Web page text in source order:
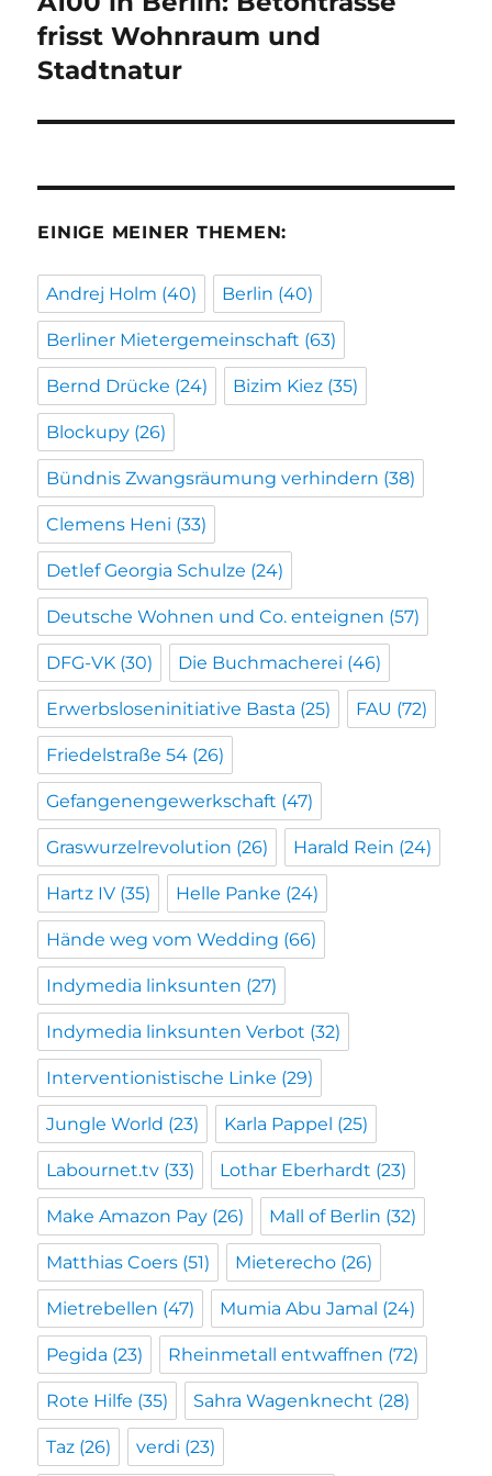
Beitrag:
frisst Wohnraum und
Stadtnatur
EINIGE MEINER THEMEN:
Andrej Holm (40) Berlin (40)
Berliner Mietergemeinschaft (63)
Bernd Drücke (24) Bizim Kiez (35)
Blockupy (26)
Bündnis Zwangsräumung verhindern (38)
Clemens Heni (33)
Detlef Georgia Schulze (24)
Deutsche Wohnen und Co. enteignen (57)
DFG-VK (30) Die Buchmacherei (46)
Erwerbsloseninitiative Basta (25) FAU (72)
Friedelstraße 54 (26)
Gefangenengewerkschaft (47)
Graswurzelrevolution (26) Harald Rein (24)
Hartz IV (35) Helle Panke (24)
Hände weg vom Wedding (66)
Indymedia linksunten (27)
Indymedia linksunten Verbot (32)
Interventionistische Linke (29)
Jungle World (23) Karla Pappel (25)
Labournet.tv (33) Lothar Eberhardt (23)
Make Amazon Pay (26) Mall of Berlin (32)
Matthias Coers (51) Mieterecho (26)
Mietrebellen (47) Mumia Abu Jamal (24)
Pegida (23) Rheinmetall entwaffnen (72)
Rote Hilfe (35) Sahra Wagenknecht (28)
Taz (26) verdi (23)